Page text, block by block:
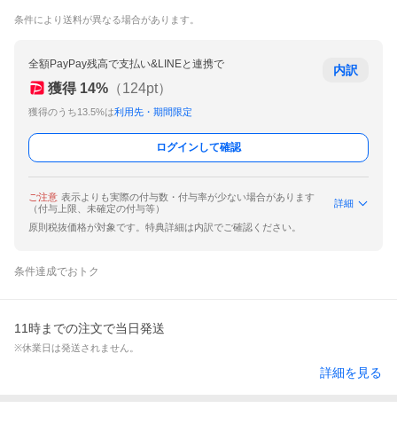
条件により送料が異なる場合があります。
全額PayPay残高で支払い&LINEと連携で
獲得 14% （124pt）
獲得のうち13.5%は利用先・期間限定
内訳
ログインして確認
ご注意 表示よりも実際の付与数・付与率が少ない場合があります
（付与上限、未確定の付与等）
詳細
原則税抜価格が対象です。特典詳細は内訳でご確認ください。
条件達成でおトク
11時までの注文で当日発送
※休業日は発送されません。
詳細を見る